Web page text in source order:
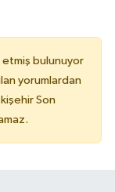
etmiş bulunuyor
yorumlardan
Son